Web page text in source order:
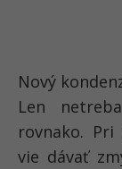
Nový
Len
rovnako.
vie dávať